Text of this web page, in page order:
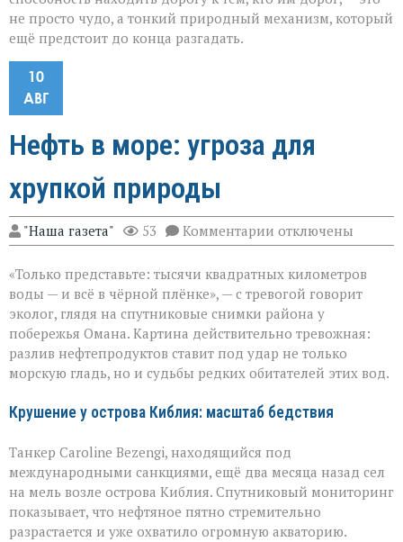
не просто чудо, а тонкий природный механизм, который
ещё предстоит до конца разгадать.
10
АВГ
Нефть в море: угроза для
хрупкой природы
"Наша газета" 53 Комментарии к
записи
в
море:
угроза
для
хрупкой
природы
отключены
«Только представьте: тысячи квадратных километров
воды — и всё в чёрной плёнке», — с тревогой говорит
эколог, глядя на спутниковые снимки района у
побережья Омана. Картина действительно тревожная:
разлив нефтепродуктов ставит под удар не только
морскую гладь, но и судьбы редких обитателей этих вод.
Крушение у острова Киблия: масштаб бедствия
Танкер Caroline Bezengi, находящийся под
международными санкциями, ещё два месяца назад сел
на мель возле острова Киблия. Спутниковый мониторинг
показывает, что нефтяное пятно стремительно
разрастается и уже охватило огромную акваторию.